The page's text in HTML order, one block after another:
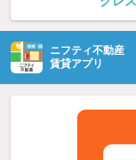
ニフティ不動産
賃貸アプリ